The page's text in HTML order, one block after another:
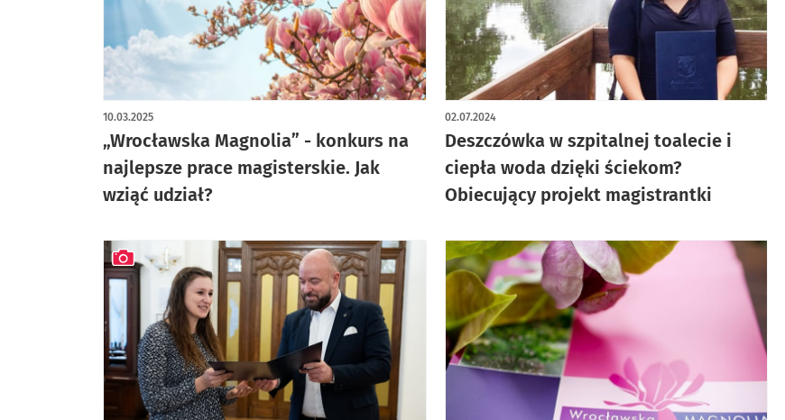
„Wrocławska Magnolia” - konkurs na
najlepsze prace magisterskie. Jak
wziąć udział?
10.03.2025
Deszczówka w szpitalnej toalecie i
ciepła woda dzięki ściekom?
Obiecujący projekt magistrantki
02.07.2024